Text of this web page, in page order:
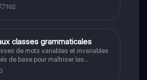
102
classes grammaticales
de mots variables et invariables
de base pour maîtriser les
grammaire.